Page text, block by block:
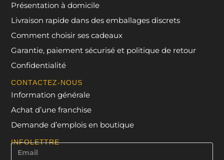
Présentation à domicile
Livraison rapide dans des emballages discrets
Comment choisir ses cadeaux
Garantie, paiement sécurisé et politique de retour
Confidentialité
CONTACTEZ-NOUS
Information générale
Achat d’une franchise
Demande d’emplois en boutique
INFOLETTRE